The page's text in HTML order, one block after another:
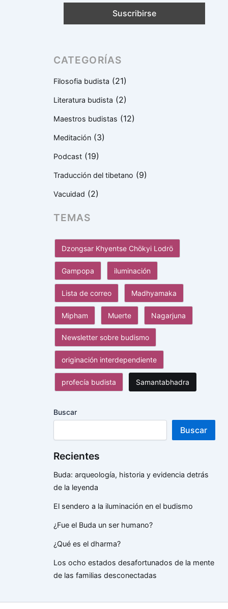
CATEGORÍAS
Filosofia budista (21)
Literatura budista (2)
Maestros budistas (12)
Meditación(3)
Podcast(19)
Traducción del tibetano (9)
Vacuidad (2)
TEMAS
Dzongsar Khyentse Chökyi Lodrö
Gampopa iluminación
Lista de correo Madhyamaka
Mipham Muerte Nagarjuna
Newsletter sobre budismo
originación interdependiente
profecía budista Samantabhadra
Buscar
Buscar
Recientes
Buda: arqueología, historia y evidencia detrás
de la leyenda
El sendero a la iluminación en el budismo
¿Fue el Buda un ser humano?
¿Qué es el dharma?
Los ocho estados desafortunados de la mente
de las familias desconectadas